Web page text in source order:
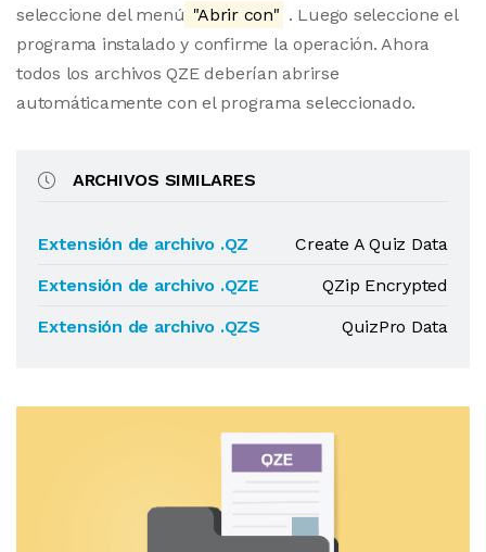
seleccione del menú "Abrir con" . Luego seleccione el
programa instalado y confirme la operación. Ahora
todos los archivos QZE deberían abrirse
automáticamente con el programa seleccionado.
ARCHIVOS SIMILARES
Extensión de archivo .QZ
Create A Quiz Data
Extensión de archivo .QZE
QZip Encrypted
Extensión de archivo .QZS
QuizPro Data